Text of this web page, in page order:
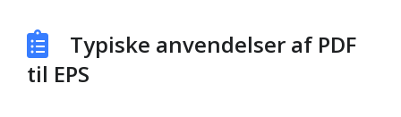
Typiske anvendelser af PDF
til EPS